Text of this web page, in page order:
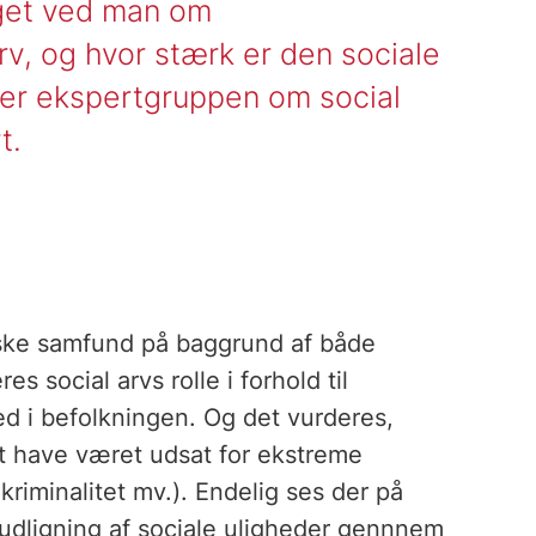
ved man om
og hvor stærk er den sociale
ekspertgruppen om social
samfund på baggrund af både
social arvs rolle i forhold til
i befolkningen. Og det vurderes,
have været udsat for ekstreme
mv.). Endelig ses der på
af sociale uligheder gennnem